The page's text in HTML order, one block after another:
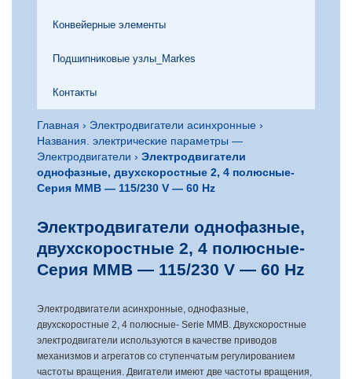
Конвейерные элементы
Подшипниковые узлы_Markes
Контакты
Главная › Электродвигатели асинхронные ›
Названия. электрические параметры —
Электродвигатели › Электродвигатели
однофазные, двухскоростные 2, 4 полюсные-
Серия MMB — 115/230 V — 60 Hz
Электродвигатели однофазные,
двухскоростные 2, 4 полюсные-
Серия MMB — 115/230 V — 60 Hz
Электродвигатели асинхронные, однофазные,
двухскоростные 2, 4 полюсные- Serie MMB. Двухскоростные
электродвигатели используются в качестве приводов
механизмов и агрегатов со ступенчатым регулированием
частоты вращения. Двигатели имеют две частоты вращения,